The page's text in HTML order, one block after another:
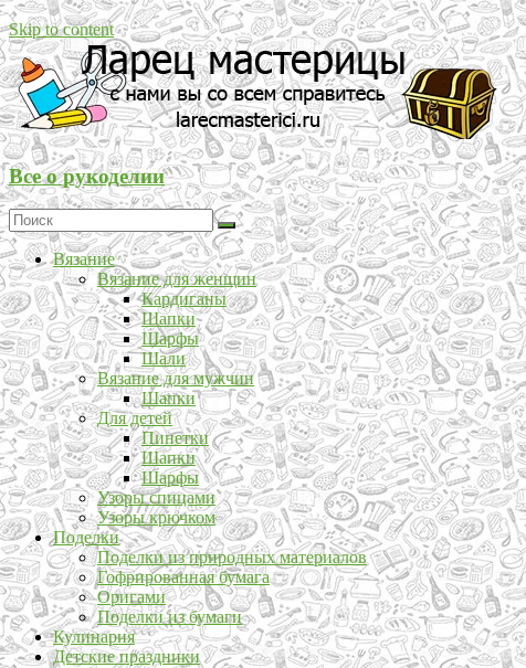
Skip to content
Все о рукоделии
Вязание
Вязание для женщин
Кардиганы
Шапки
Шарфы
Шали
Вязание для мужчин
Шапки
Для детей
Пинетки
Шапки
Шарфы
Узоры спицами
Узоры крючком
Поделки
Поделки из природных материалов
Гофрированная бумага
Оригами
Поделки из бумаги
Кулинария
Детские праздники